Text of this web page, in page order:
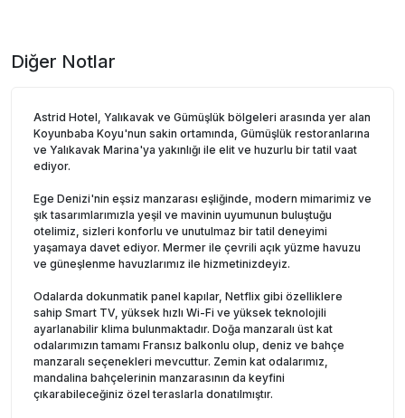
Diğer Notlar
Astrid Hotel, Yalıkavak ve Gümüşlük bölgeleri arasında yer alan
Koyunbaba Koyu'nun sakin ortamında, Gümüşlük restoranlarına
ve Yalıkavak Marina'ya yakınlığı ile elit ve huzurlu bir tatil vaat
ediyor.
Ege Denizi'nin eşsiz manzarası eşliğinde, modern mimarimiz ve
şık tasarımlarımızla yeşil ve mavinin uyumunun buluştuğu
otelimiz, sizleri konforlu ve unutulmaz bir tatil deneyimi
yaşamaya davet ediyor. Mermer ile çevrili açık yüzme havuzu
ve güneşlenme havuzlarımız ile hizmetinizdeyiz.
Odalarda dokunmatik panel kapılar, Netflix gibi özelliklere
sahip Smart TV, yüksek hızlı Wi-Fi ve yüksek teknolojili
ayarlanabilir klima bulunmaktadır. Doğa manzaralı üst kat
odalarımızın tamamı Fransız balkonlu olup, deniz ve bahçe
manzaralı seçenekleri mevcuttur. Zemin kat odalarımız,
mandalina bahçelerinin manzarasının da keyfini
çıkarabileceğiniz özel teraslarla donatılmıştır.